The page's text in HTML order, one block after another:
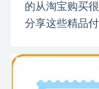
的从淘宝购买
分享这些精品付